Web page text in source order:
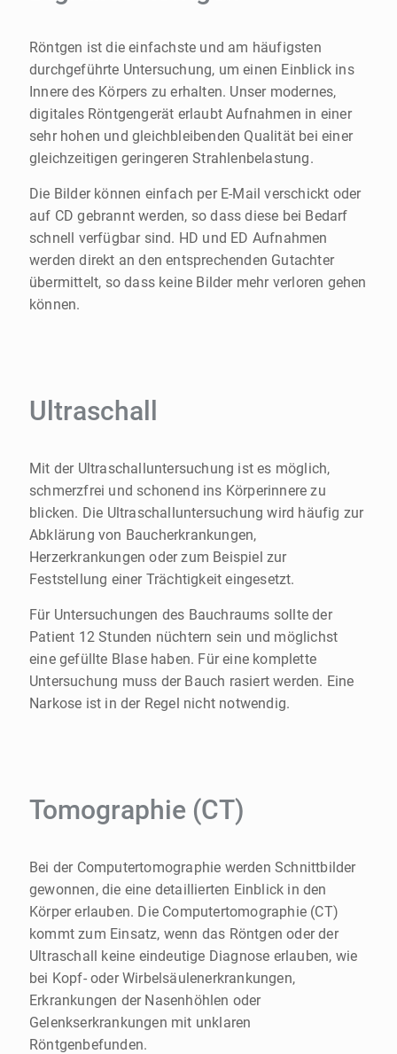
Röntgen ist die einfachste und am häufigsten
durchgeführte Untersuchung, um einen Einblick ins
Innere des Körpers zu erhalten. Unser modernes,
digitales Röntgengerät erlaubt Aufnahmen in einer
sehr hohen und gleichbleibenden Qualität bei einer
gleichzeitigen geringeren Strahlenbelastung.
Die Bilder können einfach per E-Mail verschickt oder
auf CD gebrannt werden, so dass diese bei Bedarf
schnell verfügbar sind. HD und ED Aufnahmen
werden direkt an den entsprechenden Gutachter
übermittelt, so dass keine Bilder mehr verloren gehen
können.
Ultraschall
Mit der Ultraschalluntersuchung ist es möglich,
schmerzfrei und schonend ins Körperinnere zu
blicken. Die Ultraschalluntersuchung wird häufig zur
Abklärung von Baucherkrankungen,
Herzerkrankungen oder zum Beispiel zur
Feststellung einer Trächtigkeit eingesetzt.
Für Untersuchungen des Bauchraums sollte der
Patient 12 Stunden nüchtern sein und möglichst
eine gefüllte Blase haben. Für eine komplette
Untersuchung muss der Bauch rasiert werden. Eine
Narkose ist in der Regel nicht notwendig.
Tomographie (CT)
Bei der Computertomographie werden Schnittbilder
gewonnen, die eine detaillierten Einblick in den
Körper erlauben. Die Computertomographie (CT)
kommt zum Einsatz, wenn das Röntgen oder der
Ultraschall keine eindeutige Diagnose erlauben, wie
bei Kopf- oder Wirbelsäulenerkrankungen,
Erkrankungen der Nasenhöhlen oder
Gelenkserkrankungen mit unklaren
Röntgenbefunden.